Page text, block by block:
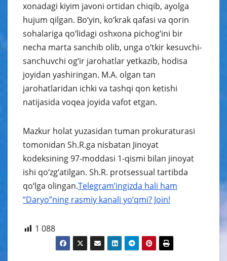
xonadagi kiyim javoni ortidan chiqib, ayolga
hujum qilgan. Bo‘yin, ko‘krak qafasi va qorin
sohalariga qo‘lidagi oshxona pichog‘ini bir
necha marta sanchib olib, unga o‘tkir kesuvchi-
sanchuvchi og‘ir jarohatlar yetkazib, hodisa
joyidan yashiringan. M.A. olgan tan
jarohatlaridan ichki va tashqi qon ketishi
natijasida voqea joyida vafot etgan.
Mazkur holat yuzasidan tuman prokuraturasi
tomonidan Sh.R.ga nisbatan Jinoyat
kodeksining 97-moddasi 1-qismi bilan jinoyat
ishi qo‘zg‘atilgan. Sh.R. protsessual tartibda
qo‘lga olingan.Telegram’ingizda hali ham
“Daryo”ning rasmiy kanali yo‘qmi? Join!
1 088